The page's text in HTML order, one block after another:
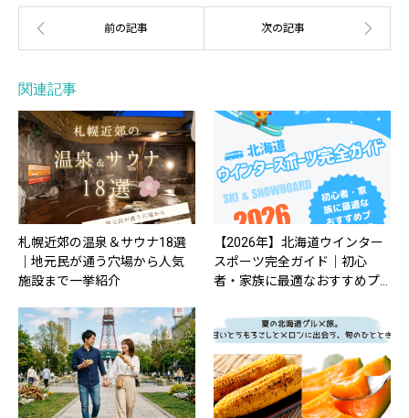
関連記事
札幌近郊の温泉＆サウナ18選
｜地元民が通う穴場から人気
施設まで一挙紹介
【2026年】北海道ウインター
スポーツ完全ガイド｜初心
者・家族に最適なおすすめプ…